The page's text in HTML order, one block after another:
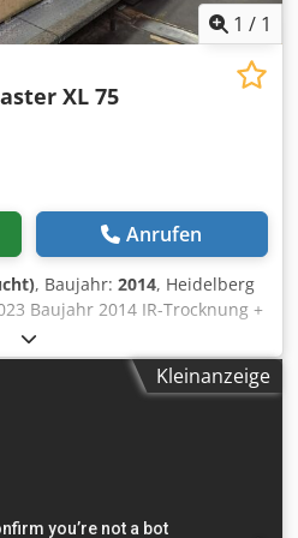
1 / 1
XL 75
Anrufen
, Baujahr: 2014, Heidelberg
Baujahr 2014 IR-Trocknung +
Auslage: 160 cm 185
Bogenformat: 607 x 750 mm
Thjx Amajck Non-Stop-Kleinanzeige